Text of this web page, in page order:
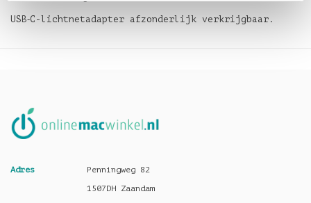
USB‑C-lichtnetadapter afzonderlijk verkrijgbaar.
Adres
Penningweg 82
1507DH Zaandam